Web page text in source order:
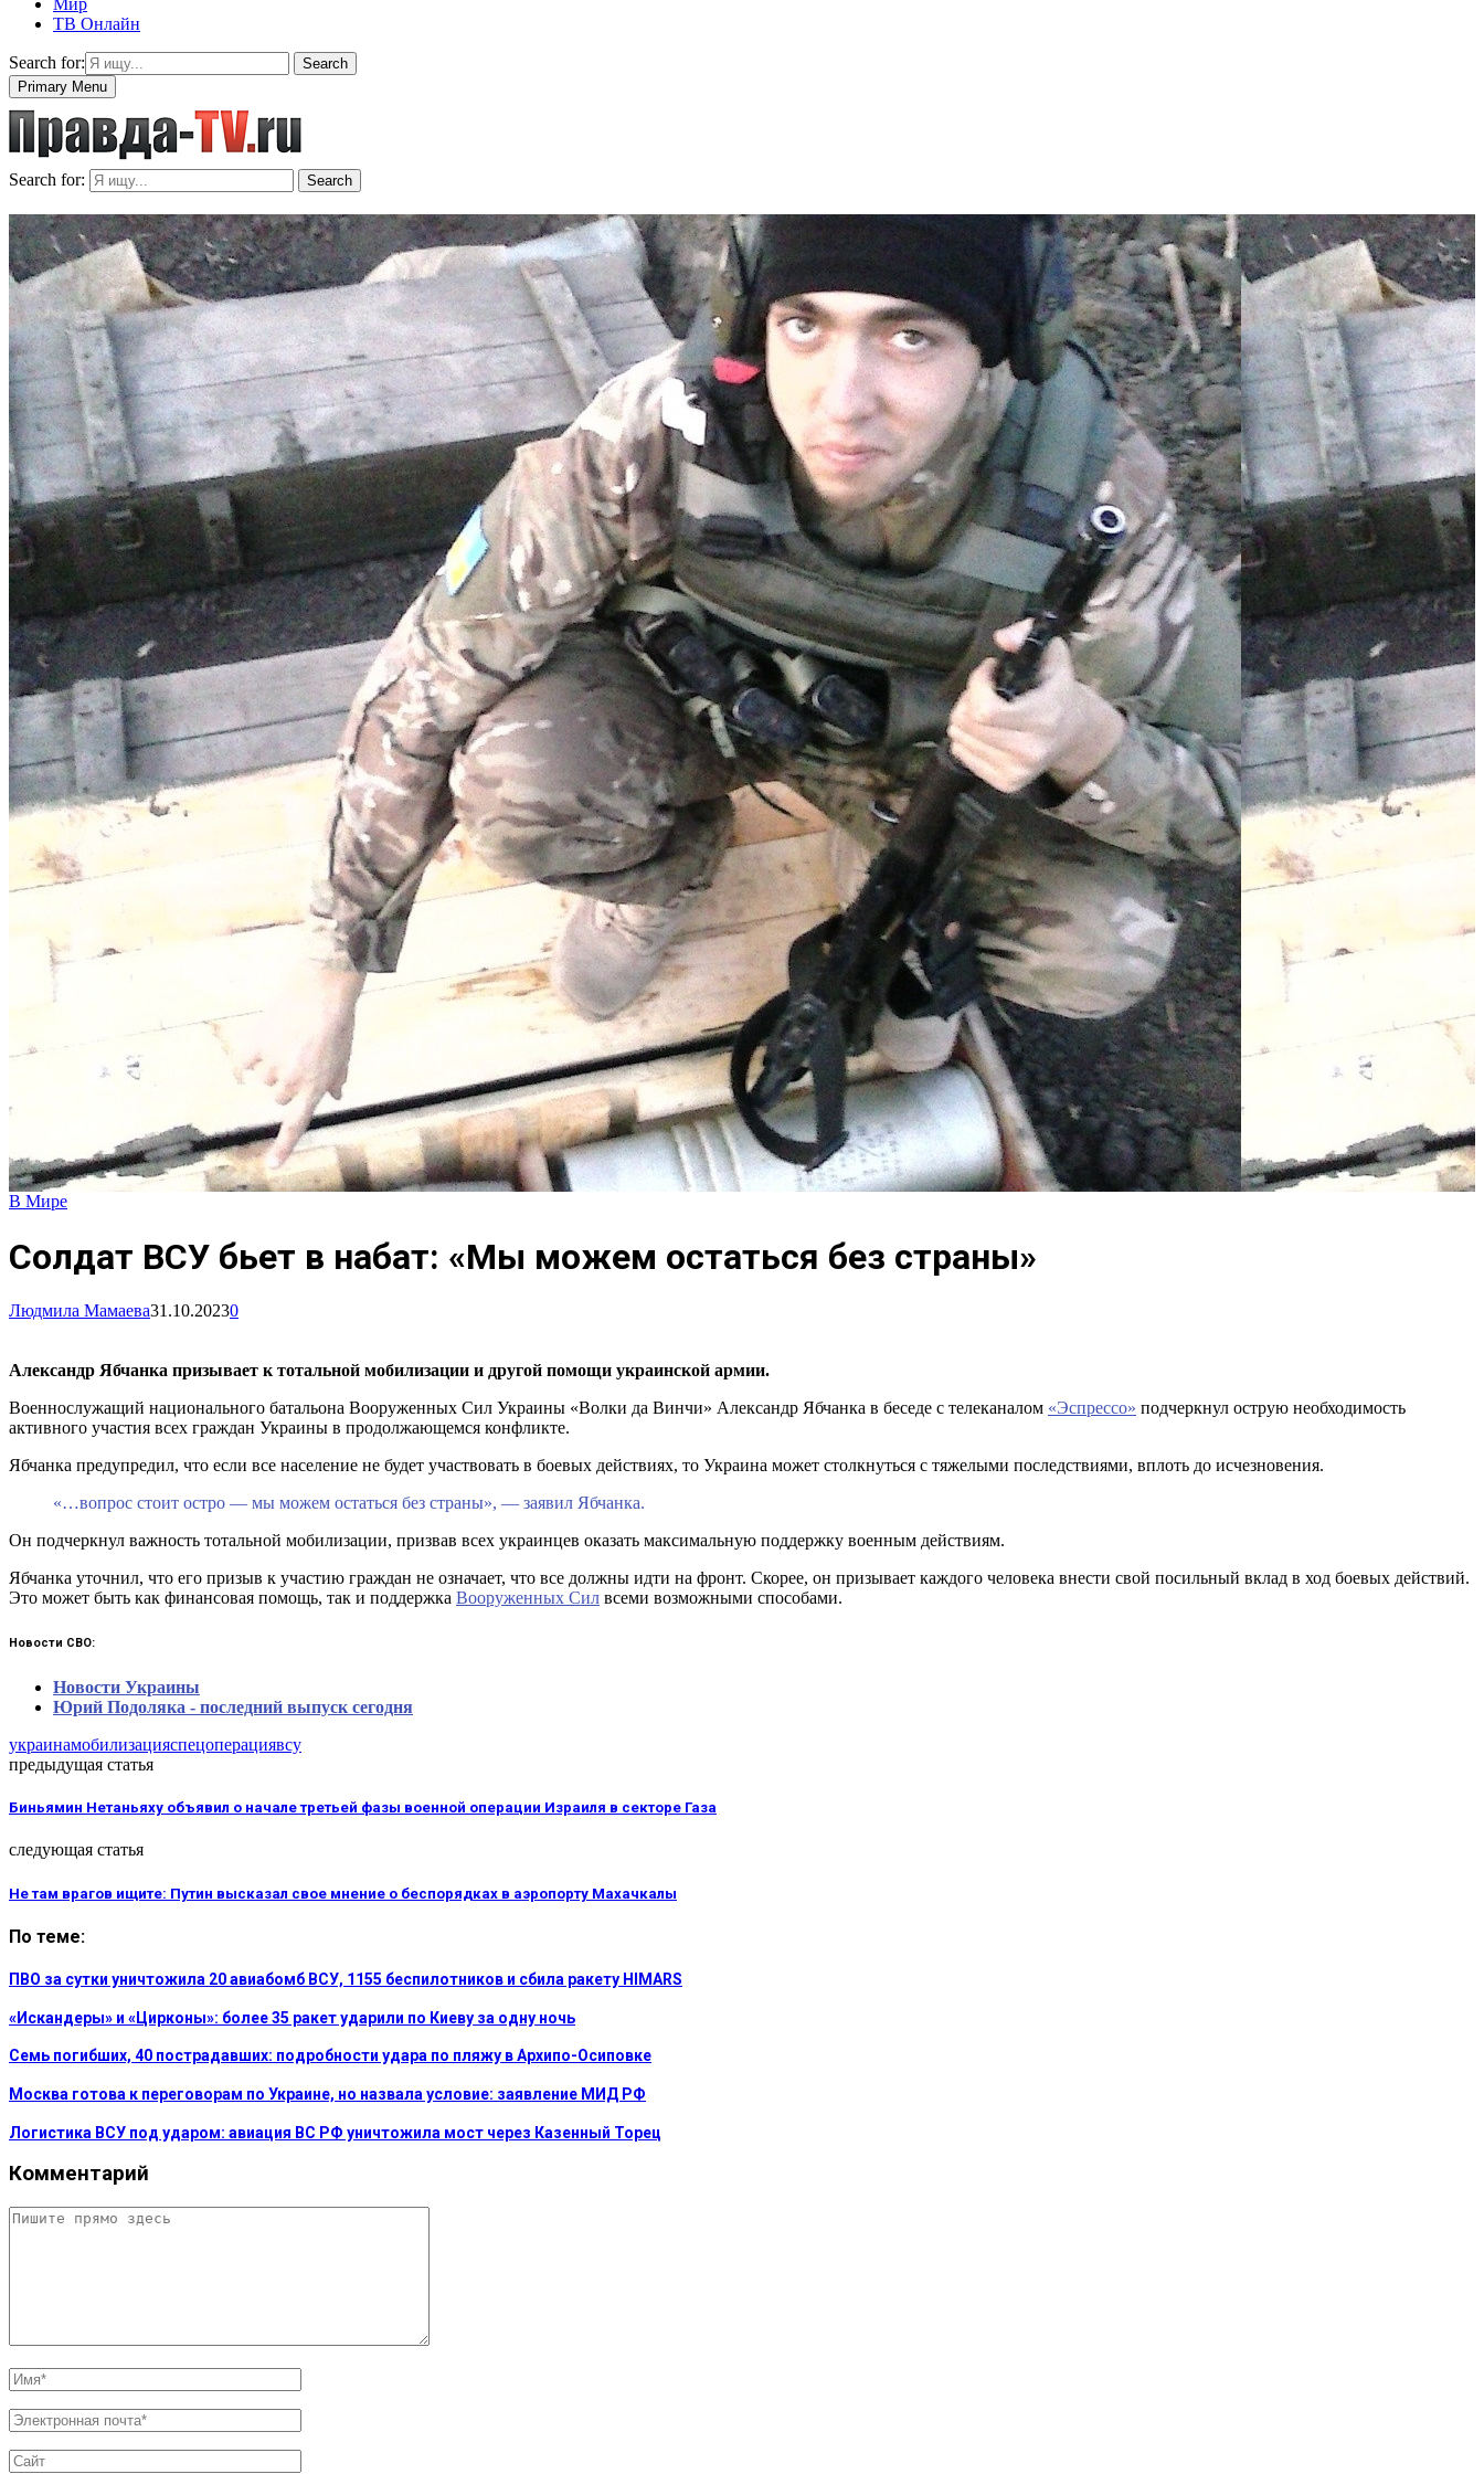
Мир
ТВ Онлайн
Search for:
Search
Primary Menu
Search for: Search
В Мире
Солдат ВСУ бьет в набат: «Мы можем остаться без страны»
Людмила Мамаева31.10.20230
Александр Ябчанка призывает к тотальной мобилизации и другой помощи украинской армии.
Военнослужащий национального батальона Вооруженных Сил Украины «Волки да Винчи» Александр Ябчанка в беседе с телеканалом «Эспрессо» подчеркнул острую необходимость
активного участия всех граждан Украины в продолжающемся конфликте.
Ябчанка предупредил, что если все население не будет участвовать в боевых действиях, то Украина может столкнуться с тяжелыми последствиями, вплоть до исчезновения.
«…вопрос стоит остро — мы можем остаться без страны», — заявил Ябчанка.
Он подчеркнул важность тотальной мобилизации, призвав всех украинцев оказать максимальную поддержку военным действиям.
Ябчанка уточнил, что его призыв к участию граждан не означает, что все должны идти на фронт. Скорее, он призывает каждого человека внести свой посильный вклад в ход боевых действий.
Это может быть как финансовая помощь, так и поддержка Вооруженных Сил всеми возможными способами.
Новости СВО:
Новости Украины
Юрий Подоляка - последний выпуск сегодня
украинамобилизацияспецоперациявсу
предыдущая статья
Биньямин Нетаньяху объявил о начале третьей фазы военной операции Израиля в секторе Газа
следующая статья
Не там врагов ищите: Путин высказал свое мнение о беспорядках в аэропорту Махачкалы
По теме:
ПВО за сутки уничтожила 20 авиабомб ВСУ, 1155 беспилотников и сбила ракету HIMARS
«Искандеры» и «Цирконы»: более 35 ракет ударили по Киеву за одну ночь
Семь погибших, 40 пострадавших: подробности удара по пляжу в Архипо-Осиповке
Москва готова к переговорам по Украине, но назвала условие: заявление МИД РФ
Логистика ВСУ под ударом: авиация ВС РФ уничтожила мост через Казенный Торец
Комментарий